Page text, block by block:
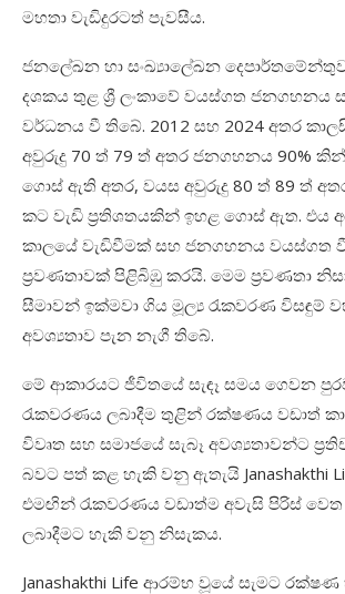
මහතා වැඩිදුරටත් පැවසීය.
ජනලේඛන හා සංඛ්‍යාලේඛන
දශකය තුළ ශ්‍රී ලංකාවේ වයස්ගත ජනගහනය
වර්ධනය වී තිබේ. 2012 සහ 2024 අතර
අවුරුදු 70 ත් 79 ත් අතර ජනගහනය 90%
ගොස් ඇති අතර, වයස අවුරුදු 80 ත් 89 ත්
කට වැඩි ප්‍රතිශතයකින් ඉහළ ගොස් ඇත. එය
කාලයේ වැඩිවීමක් සහ ජනගහනය වයස්ගත
ප්‍රවණතාවක් පිළිබිඹු කරයි. මෙම ප්‍රවණතා නිසා
සීමාවන් ඉක්මවා ගිය මූල්‍ය රැකවරණ විසඳුම්
අවශ්‍යතාව පැන නැගී තිබේ.
මේ ආකාරයට ජීවිතයේ සැඳෑ සමය ගෙවන
රැකවරණය ලබාදීම තුළින් රක්ෂණය වඩාත්
විවෘත සහ සමාජයේ සැබෑ අවශ්‍යතාවන්ට
බවට පත් කළ හැකි වනු ඇතැයි Janashakthi
එමඟින් රැකවරණය වඩාත්ම අවැසි පිරිස්
ලබාදීමට හැකි වනු නිසැකය.
Janashakthi Life ආරම්භ වූයේ සැමට